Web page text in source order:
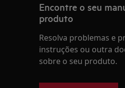
Encontre o seu
produto
Resolva problemas e
instruções ou outra
sobre o seu produto.